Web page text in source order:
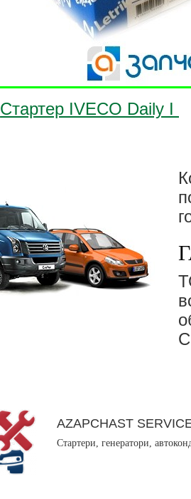
Стартер IVECO Daily I
AZAPCHAST
Стартери, генератори,